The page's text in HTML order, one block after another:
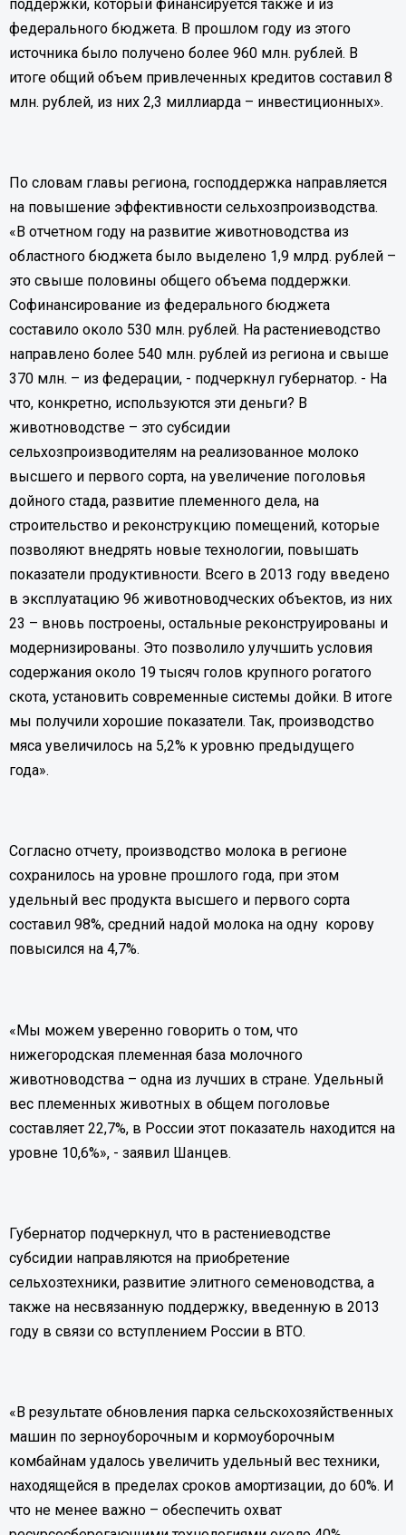
поддержки, который финансируется также и из
федерального бюджета. В прошлом году из этого
источника было получено более 960 млн. рублей. В
итоге общий объем привлеченных кредитов составил 8
млн. рублей, из них 2,3 миллиарда – инвестиционных».
По словам главы региона, господдержка направляется
на повышение эффективности сельхозпроизводства.
«В отчетном году на развитие животноводства из
областного бюджета было выделено 1,9 млрд. рублей –
это свыше половины общего объема поддержки.
Софинансирование из федерального бюджета
составило около 530 млн. рублей. На растениеводство
направлено более 540 млн. рублей из региона и свыше
370 млн. – из федерации, - подчеркнул губернатор. - На
что, конкретно, используются эти деньги? В
животноводстве – это субсидии
сельхозпроизводителям на реализованное молоко
высшего и первого сорта, на увеличение поголовья
дойного стада, развитие племенного дела, на
строительство и реконструкцию помещений, которые
позволяют внедрять новые технологии, повышать
показатели продуктивности. Всего в 2013 году введено
в эксплуатацию 96 животноводческих объектов, из них
23 – вновь построены, остальные реконструированы и
модернизированы. Это позволило улучшить условия
содержания около 19 тысяч голов крупного рогатого
скота, установить современные системы дойки. В итоге
мы получили хорошие показатели. Так, производство
мяса увеличилось на 5,2% к уровню предыдущего
года».
Согласно отчету, производство молока в регионе
сохранилось на уровне прошлого года, при этом
удельный вес продукта высшего и первого сорта
составил 98%, средний надой молока на одну корову
повысился на 4,7%.
«Мы можем уверенно говорить о том, что
нижегородская племенная база молочного
животноводства – одна из лучших в стране. Удельный
вес племенных животных в общем поголовье
составляет 22,7%, в России этот показатель находится на
уровне 10,6%», - заявил Шанцев.
Губернатор подчеркнул, что в растениеводстве
субсидии направляются на приобретение
сельхозтехники, развитие элитного семеноводства, а
также на несвязанную поддержку, введенную в 2013
году в связи со вступлением России в ВТО.
«В результате обновления парка сельскохозяйственных
машин по зерноуборочным и кормоуборочным
комбайнам удалось увеличить удельный вес техники,
находящейся в пределах сроков амортизации, до 60%. И
что не менее важно – обеспечить охват